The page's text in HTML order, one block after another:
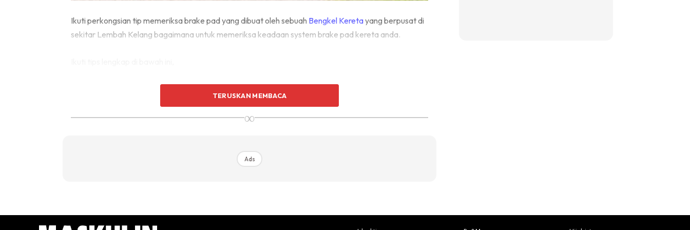
Ikuti perkongsian tip memeriksa brake pad yang dibuat oleh sebuah Bengkel Keretayang berpusat di
sekitar Lembah Kelang bagaimana untuk memeriksa keadaan system brake pad kereta anda.
TERUSKAN MEMBACA
∞
Ads